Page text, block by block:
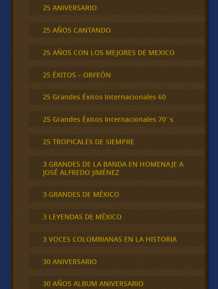
25 ANIVERSARIO
25 AÑOS CANTANDO
25 AÑOS CON LOS MEJORES DE MEXICO
25 ÉXITOS – ORFEÓN
25 Grandes Éxitos Internacionales 60
25 Grandes Éxitos Internacionales 70´s
25 TROPICALES DE SIEMPRE
3 GRANDES DE LA BANDA EN HOMENAJE A
JOSÉ ALFREDO JIMÉNEZ
3 GRANDES DE MÉXICO
3 LEYENDAS DE MÉXICO
3 VOCES COLOMBIANAS EN LA HISTORIA
30 ANIVERSARIO
30 AÑOS ALBUM ANIVERSARIO